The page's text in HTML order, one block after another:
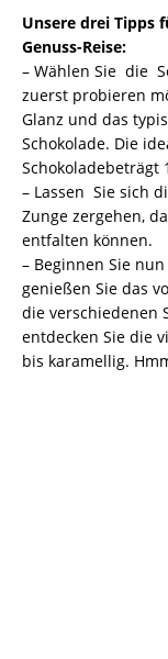
Unsere drei Tipps
Genuss-Reise:
– Wählen Sie die
zuerst probieren
Glanz und das
Schokolade. Die
Schokoladebeträgt
– Lassen Sie sich
Zunge zergehen,
entfalten können.
– Beginnen Sie
genießen Sie das
die verschiedenen
entdecken Sie die
bis karamellig.